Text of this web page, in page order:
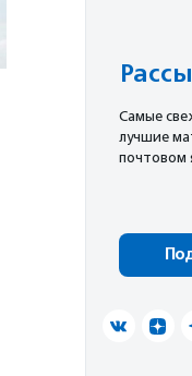
Cамые
лучшие
почтовом